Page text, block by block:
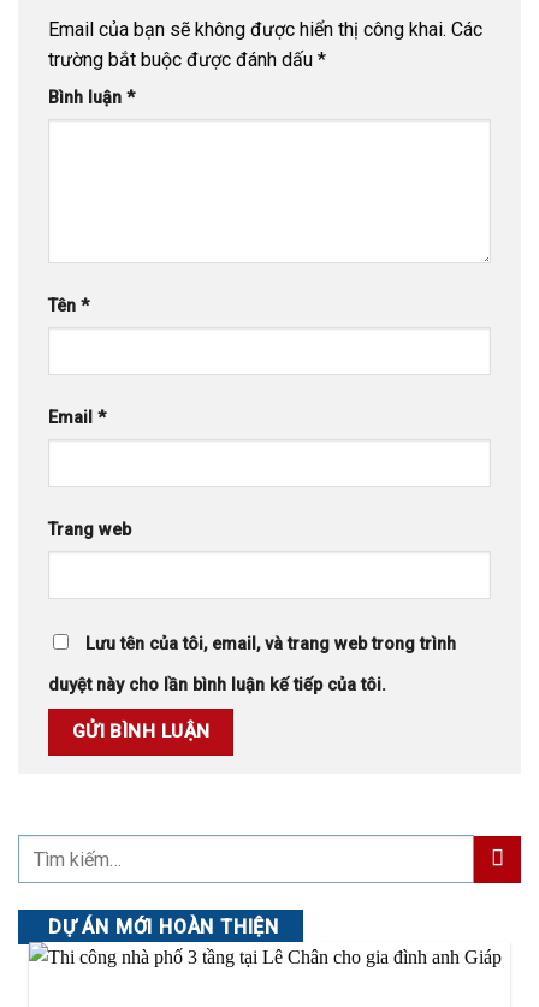
Email của bạn sẽ không được hiển thị công khai. Các
trường bắt buộc được đánh dấu *
Bình luận *
Tên *
Email *
Trang web
Lưu tên của tôi, email, và trang web trong trình
duyệt này cho lần bình luận kế tiếp của tôi.
DỰ ÁN MỚI HOÀN THIỆN